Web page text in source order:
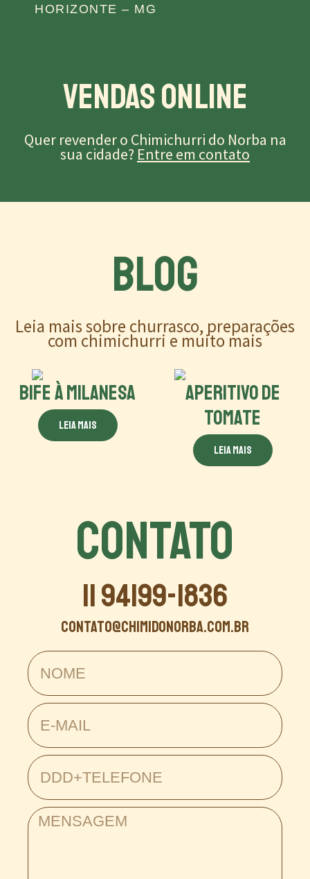
HORIZONTE – MG
Vendas Online
Quer revender o Chimichurri do Norba na
sua cidade? Entre em contato
BLOG
Leia mais sobre churrasco, preparações
com chimichurri e muito mais
BIFE À MILANESA
Leia mais
APERITIVO DE
TOMATE
Leia mais
CONTATO
11 94199-1836
contato@chimidonorba.com.br